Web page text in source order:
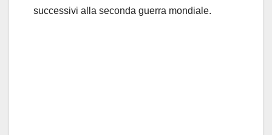
successivi alla seconda guerra mondiale.